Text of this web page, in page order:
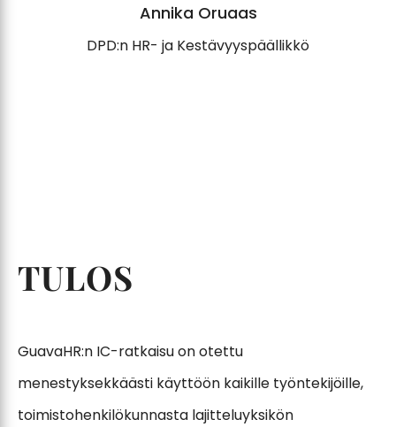
Annika Oruaas
DPD:n HR- ja Kestävyyspäällikkö
TULOS
GuavaHR:n IC-ratkaisu on otettu
menestyksekkäästi käyttöön kaikille työntekijöille,
toimistohenkilökunnasta lajitteluyksikön